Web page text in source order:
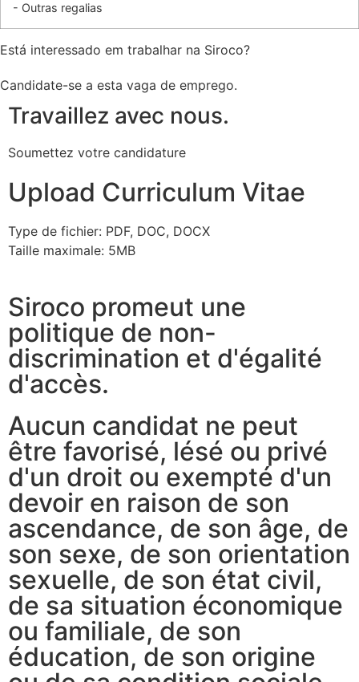
- Outras regalias
Está interessado em trabalhar na Siroco?
Candidate-se a esta vaga de emprego.
Travaillez avec nous.
Soumettez votre candidature
Upload Curriculum Vitae
Type de fichier: PDF, DOC, DOCX
Taille maximale: 5MB
Siroco promeut une
politique de non-
discrimination et d'égalité
d'accès.
Aucun candidat ne peut
être favorisé, lésé ou privé
d'un droit ou exempté d'un
devoir en raison de son
ascendance, de son âge, de
son sexe, de son orientation
sexuelle, de son état civil,
de sa situation économique
ou familiale, de son
éducation, de son origine